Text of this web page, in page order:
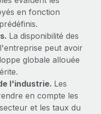
55 employés
à Remote
en matière de
les...
en fonction
La disponibilité des
peut avoir
globale allouée
l'industrie. Les
en compte les
et les taux du